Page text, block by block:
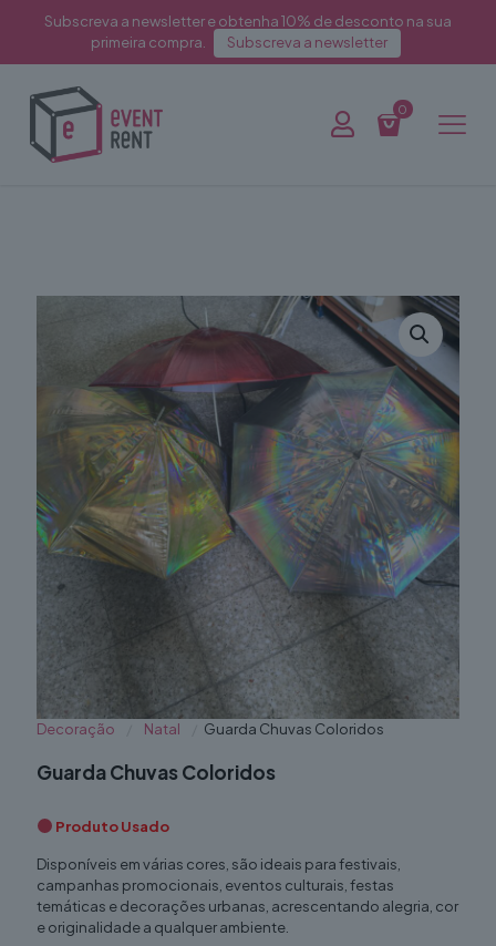
Subscreva a newsletter e obtenha 10% de desconto na sua
primeira compra.
Subscreva a newsletter
0
Decoração Natal Guarda Chuvas Coloridos
Guarda Chuvas Coloridos
Produto Usado
Disponíveis em várias cores, são ideais para festivais,
campanhas promocionais, eventos culturais, festas
temáticas e decorações urbanas, acrescentando alegria, cor
e originalidade a qualquer ambiente.